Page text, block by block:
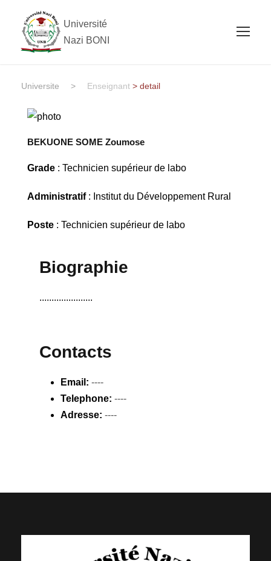
Université
Nazi BONI
Universite > Enseignant > detail
BEKUONE SOME Zoumose
Grade: Technicien supérieur de labo
Administratif : Institut du Développement Rural
Poste: Technicien supérieur de labo
Biographie
......................
Contacts
Email: ----
Telephone: ----
Adresse: ----